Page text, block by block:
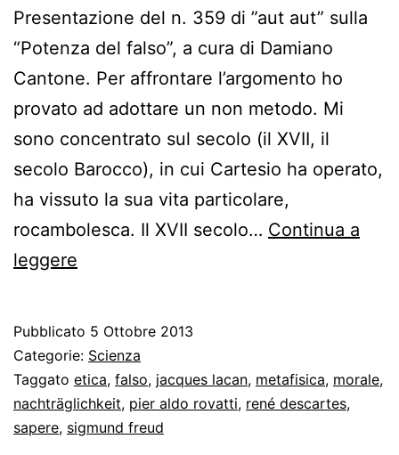
Presentazione del n. 359 di ”aut aut” sulla
“Potenza del falso”, a cura di Damiano
Cantone. Per affrontare l’argomento ho
provato ad adottare un non metodo. Mi
sono concentrato sul secolo (il XVII, il
secolo Barocco), in cui Cartesio ha operato,
ha vissuto la sua vita particolare,
rocambolesca. Il XVII secolo… Continua a
leggere
la
maschera
della
verità
Pubblicato 5 Ottobre 2013
Categorie: Scienza
Taggato etica, falso, jacques lacan, metafisica, morale,
nachträglichkeit, pier aldo rovatti, rené descartes,
sapere, sigmund freud